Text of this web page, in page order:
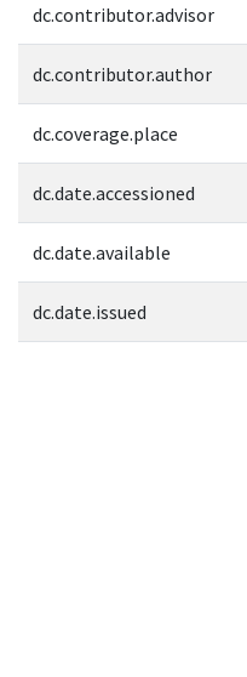
dc.contributor.advisor
dc.contributor.author
dc.coverage.place
dc.date.accessioned
dc.date.available
dc.date.issued